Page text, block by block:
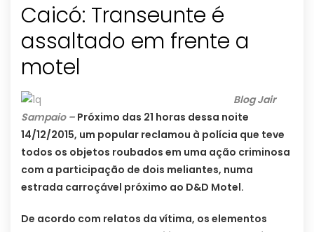
Caicó: Transeunte é
assaltado em frente a
motel
Blog Jair
Sampaio – Próximo das 21 horas dessa noite
14/12/2015, um popular reclamou à polícia que teve
todos os objetos roubados em uma ação criminosa
com a participação de dois meliantes, numa
estrada carroçável próximo ao D&D Motel.
De acordo com relatos da vítima, os elementos